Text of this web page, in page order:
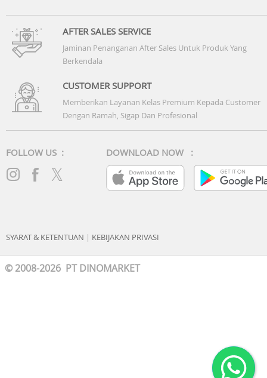
AFTER SALES SERVICE
Jaminan Penanganan After Sales Untuk Produk Yang
Berkendala
CUSTOMER SUPPORT
Memberikan Layanan Kelas Premium Kepada Customer
Dengan Ramah, Sigap Dan Profesional
FOLLOW US : DOWNLOAD NOW :
SYARAT & KETENTUAN | KEBIJAKAN PRIVASI
© 2008-2026 PT DINOMARKET